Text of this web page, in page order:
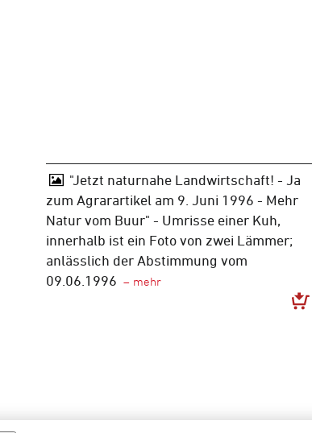
"Jetzt naturnahe Landwirtschaft! - Ja
zum Agrarartikel am 9. Juni 1996 - Mehr
Natur vom Buur" - Umrisse einer Kuh,
innerhalb ist ein Foto von zwei Lämmer;
anlässlich der Abstimmung vom
09.06.1996